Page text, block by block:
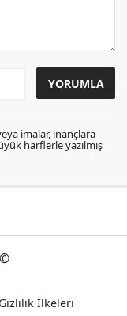
imalar, inançlara
harflerle yazılmış
Gizlilik İlkeleri